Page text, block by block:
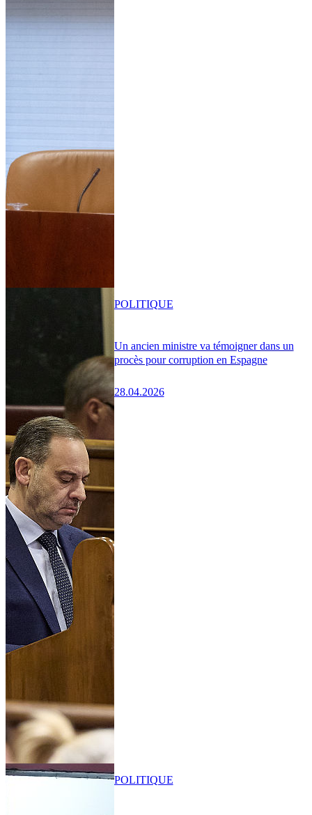
Un ancien ministre va témoigner dans un
procès pour corruption en Espagne
28.04.2026
POLITIQUE
POLITIQUE